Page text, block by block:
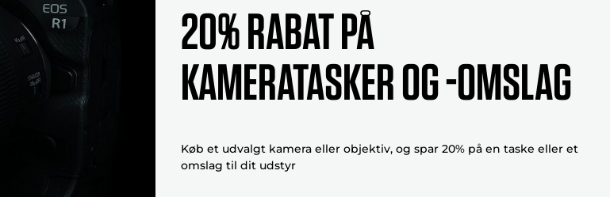
20% RABAT PÅ
KAMERATASKER OG -OMSLAG
Køb et udvalgt kamera eller objektiv, og spar 20% på en taske eller et
omslag til dit udstyr